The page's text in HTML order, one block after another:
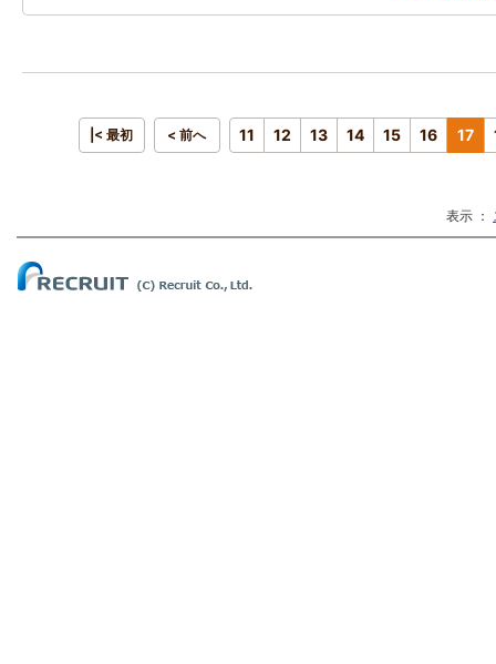
|< 最初 < 前へ 11 12 13 14 15 16 17
表示 ：